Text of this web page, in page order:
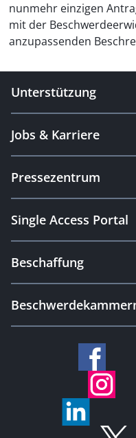
nunmehr einzigen
mit der
anzupassenden
Unterstützung
Jobs & Karriere
Pressezentrum
Single Access Portal
Beschaffung